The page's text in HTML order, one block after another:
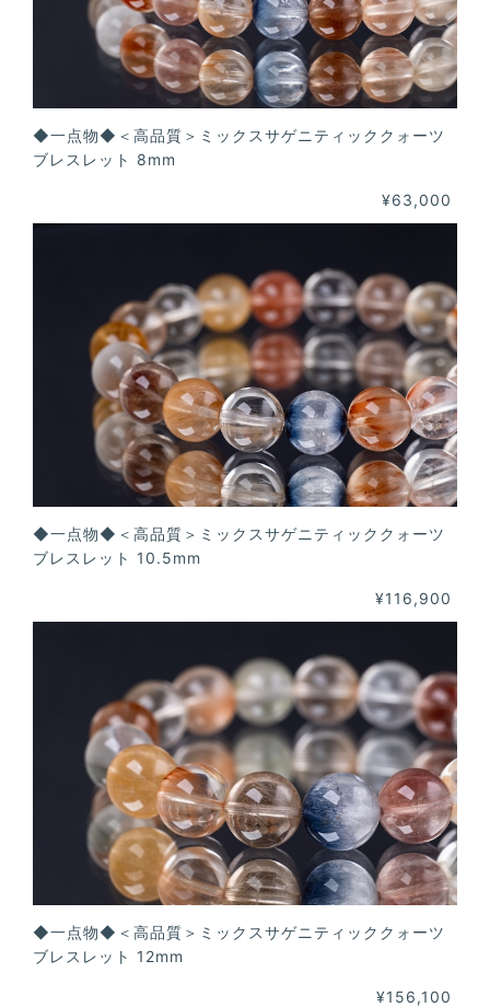
◆一点物◆＜高品質＞ミックスサゲニティッククォーツ
ブレスレット 8mm
¥63,000
◆一点物◆＜高品質＞ミックスサゲニティッククォーツ
ブレスレット 10.5mm
¥116,900
◆一点物◆＜高品質＞ミックスサゲニティッククォーツ
ブレスレット 12mm
¥156,100